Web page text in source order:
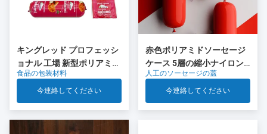
キングレッド プロフェッシ
ョナル 工場 新型ポリアミド
ソーセージ キャッシング 食
品グレードのプラスチック
OEM
食品の包装材料
今連絡してください
赤色ポリアミドソーセージ
ケース 5層の縮小ナイロン
ケース Co 排出 肉ソーセー
ジパッケージ
人工のソーセージの蓋
今連絡してください